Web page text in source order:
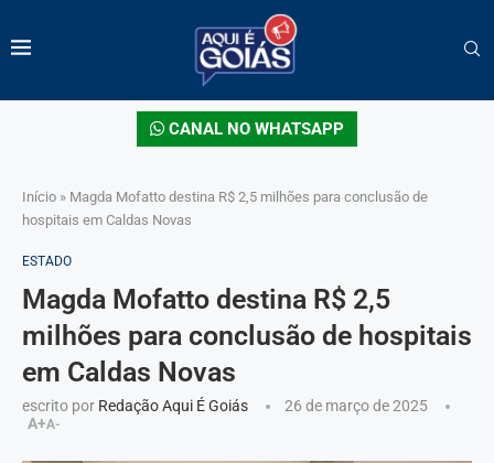
CANAL NO WHATSAPP
Início » Magda Mofatto destina R$ 2,5 milhões para conclusão de
hospitais em Caldas Novas
ESTADO
Magda Mofatto destina R$ 2,5
milhões para conclusão de hospitais
em Caldas Novas
escrito por Redação Aqui É Goiás
26 de março de 2025
A+A-